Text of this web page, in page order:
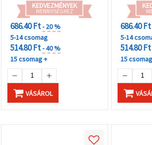
KEDVEZMÉNYEK
MENNYISÉGHEZ
686.40 Ft- 20 %
5-14 csomag
514.80 Ft- 40 %
15 csomag +
VÁSÁROL
686.40 Ft
5-14
514.80 Ft
15